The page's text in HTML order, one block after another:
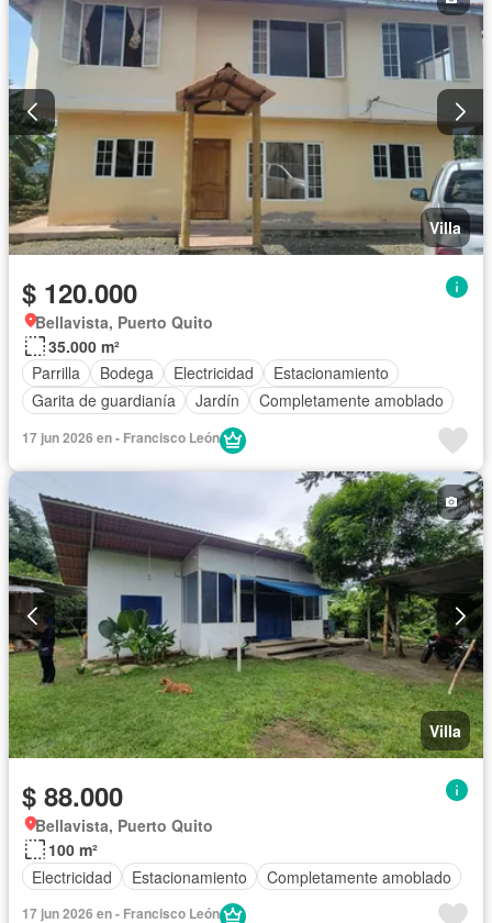
Villa
$ 120.000
Bellavista, Puerto Quito
35.000 m²
Parrilla
Bodega Electricidad
Estacionamiento
Garita de guardianía
Jardín Completamente amoblado
17 jun 2026 en - Francisco León
Villa
$ 88.000
Bellavista, Puerto Quito
100 m²
Electricidad
Estacionamiento Completamente amoblado
17 jun 2026 en - Francisco León